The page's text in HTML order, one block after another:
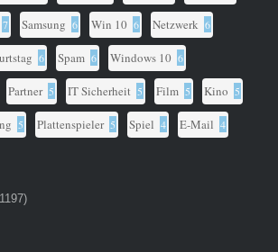
7 Samsung 6 Win 10 6 Netzwerk 6
6 Spam 6 Windows 10 6
Partner 5 IT Sicherheit 5 Film 5 Kino 5
5 Plattenspieler 5 Spiel 4 E-Mail 4